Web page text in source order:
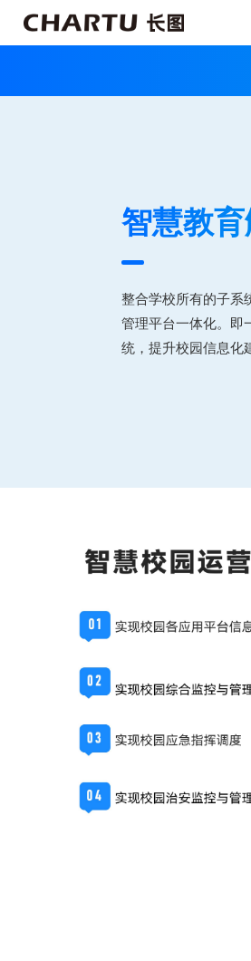
智慧教
整合学校所有的子系
管理平台一体化。即
统，提升校园信息化